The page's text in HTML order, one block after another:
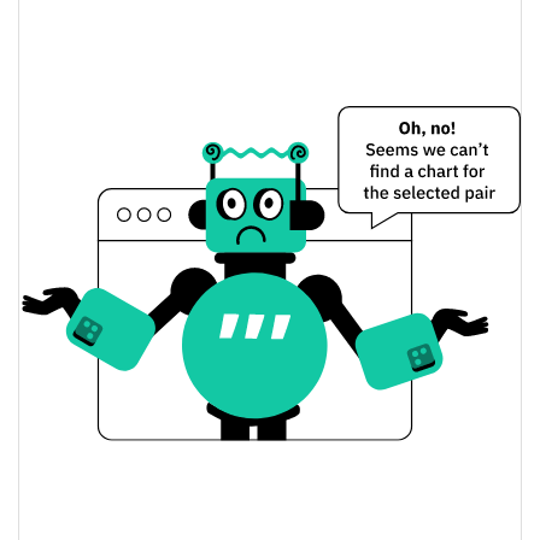
$0,00013272588
9.15%
Dünkü Hacim $6.971,5506
Bitcoin Fiyat Geçmişi
7g Düşük/7g Yüksek
$0,000072471339 /
$0,00014637327
$0,00010081584 /